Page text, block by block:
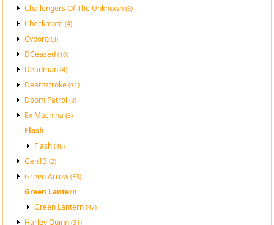
Challengers Of The Unknown(6)
Checkmate(4)
Cyborg(3)
DCeased(10)
Deadman(4)
Deathstroke(11)
Doom Patrol(8)
Ex Machina(6)
Flash
Flash(46)
Gen13(2)
Green Arrow(33)
Green Lantern
Green Lantern(47)
Harley Quinn(31)